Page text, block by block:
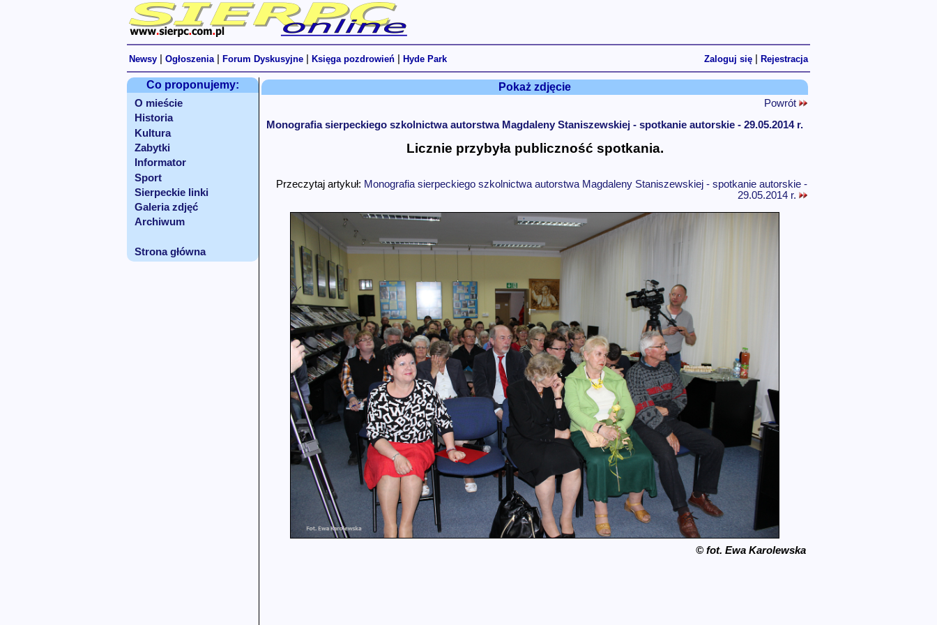
Newsy Ogłoszenia Forum Dyskusyjne Księga pozdrowień Hyde Park Zaloguj się Rejestracja
Co proponujemy:
O mieście
Historia
Kultura
Zabytki
Informator
Sport
Sierpeckie linki
Galeria zdjęć
Archiwum
Strona główna
Pokaż zdjęcie
Powrót
Monografia sierpeckiego szkolnictwa autorstwa Magdaleny Staniszewskiej - spotkanie autorskie - 29.05.2014 r.
Licznie przybyła publiczność spotkania.
Przeczytaj artykuł: Monografia sierpeckiego szkolnictwa autorstwa Magdaleny Staniszewskiej - spotkanie autorskie -
29.05.2014 r.
© fot. Ewa Karolewska